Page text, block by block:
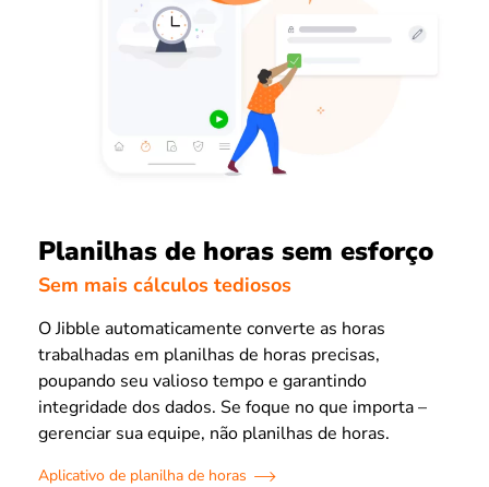
Planilhas de horas sem esforço
Sem mais cálculos tediosos
O Jibble automaticamente converte as horas
trabalhadas em planilhas de horas precisas,
poupando seu valioso tempo e garantindo
integridade dos dados. Se foque no que importa –
gerenciar sua equipe, não planilhas de horas.
Aplicativo de planilha de horas